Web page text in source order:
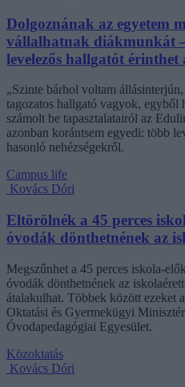
Dolgoznának az egyetem
vállalhatnak diákmunkát
levelezős hallgatót érinthet
„Szinte bárhol voltam
tagozatos hallgató vagyok, egyből
számolt be tapasztalatairól az
azonban korántsem egyedi: több
hasonló nehézségekről.
Campus life
Kovács Dóri
Eltörölnék a 45 perces
óvodák dönthetnének az
Megszűnhet a 45 perces iskola-
óvodák dönthetnének az
átalakulhat. Többek között ezeket
Oktatási és Gyermekügyi
Óvodapedagógiai Egyesület.
Közoktatás
Kovács Dóri